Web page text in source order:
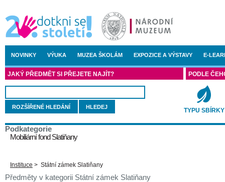
NOVINKY VÝUKA MUZEA ŠKOLÁM EXPOZICE A VÝSTAVY E-
JAKÝ PŘEDMĚT SI PŘEJETE NAJÍT?
ROZŠÍŘENÉ HLEDÁNÍ
PODLE
TYPU SBÍRKY
Podkategorie
Mobiliární fond Slatiňany
Instituce > Státní zámek Slatiňany
Předměty v kategorii Státní zámek Slatiňany